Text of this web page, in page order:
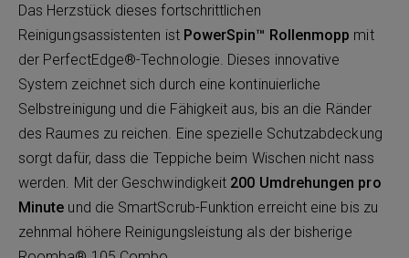
Das Herzstück dieses fortschrittlichen
Reinigungsassistenten ist PowerSpin™ Rollenmopp mit
der PerfectEdge®-Technologie. Dieses innovative
System zeichnet sich durch eine kontinuierliche
Selbstreinigung und die Fähigkeit aus, bis an die Ränder
des Raumes zu reichen. Eine spezielle Schutzabdeckung
sorgt dafür, dass die Teppiche beim Wischen nicht nass
werden. Mit der Geschwindigkeit 200 Umdrehungen pro
Minute und die SmartScrub-Funktion erreicht eine bis zu
zehnmal höhere Reinigungsleistung als der bisherige